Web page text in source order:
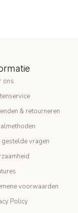
ons
& retourneren
gestelde vragen
voorwaarden
Policy